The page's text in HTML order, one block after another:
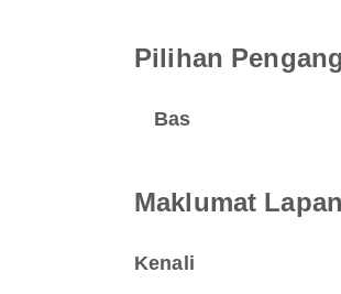
Pilihan
Bas
Maklumat
Kenali